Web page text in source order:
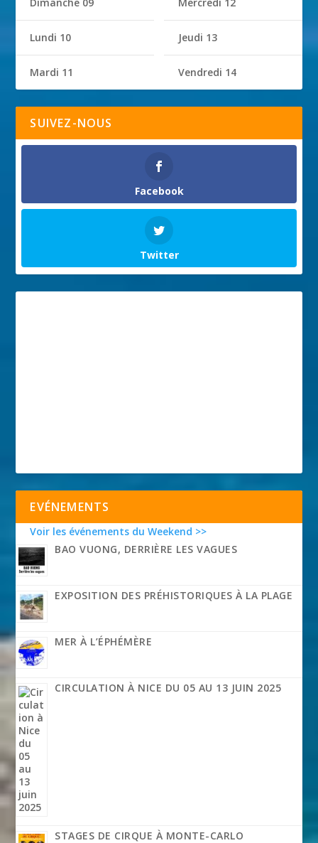
Lundi 10
Mardi 11
Jeudi 13
Vendredi 14
SUIVEZ-NOUS
Facebook
Twitter
EVÉNEMENTS
Voir les événements du Weekend >>
BAO VUONG, DERRIÈRE LES VAGUES
EXPOSITION DES PRÉHISTORIQUES À LA PLAGE
MER À L’ÉPHÉMÈRE
CIRCULATION À NICE DU 05 AU 13 JUIN 2025
STAGES DE CIRQUE À MONTE-CARLO